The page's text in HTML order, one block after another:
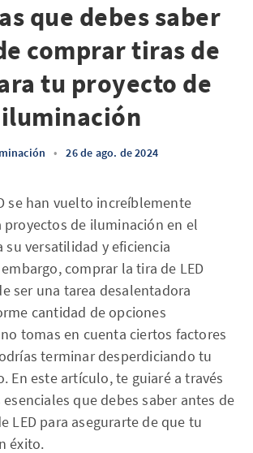
que debes saber
comprar tiras de
tu proyecto de
iluminación
• 26 de ago. de 2024
se han vuelto increíblemente
proyectos de iluminación en el
su versatilidad y eficiencia
comprar la tira de LED
ser una tarea desalentadora
cantidad de opciones
tomas en cuenta ciertos factores
terminar desperdiciando tu
En este artículo, te guiaré a través
esenciales que debes saber antes de
LED para asegurarte de que tu
éxito.